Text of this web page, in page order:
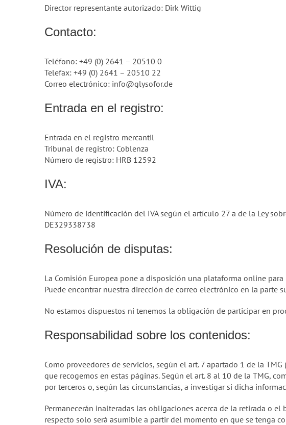
Director representante autorizado: Dirk Wittig
Contacto:
Teléfono: +49 (0) 2641 – 20510 0
Telefax: +49 (0) 2641 – 20510 22
Correo electrónico: info@glysofor.de
Entrada en el registro:
Entrada en el registro mercantil
Tribunal de registro: Coblenza
Número de registro: HRB 12592
IVA:
Número de identificación del IVA según el artículo 27 a de la Ley
DE329338738
Resolución de disputas:
La Comisión Europea pone a disposición una plataforma online
Puede encontrar nuestra dirección de correo electrónico en la parte
No estamos dispuestos ni tenemos la obligación de participar en
Responsabilidad sobre los contenidos:
Como proveedores de servicios, según el art. 7 apartado 1 de la
que recogemos en estas páginas. Según el art. 8 al 10 de la TMG,
por terceros o, según las circunstancias, a investigar si dicha
Permanecerán inalteradas las obligaciones acerca de la retirada o
respecto solo será asumible a partir del momento en que se tenga